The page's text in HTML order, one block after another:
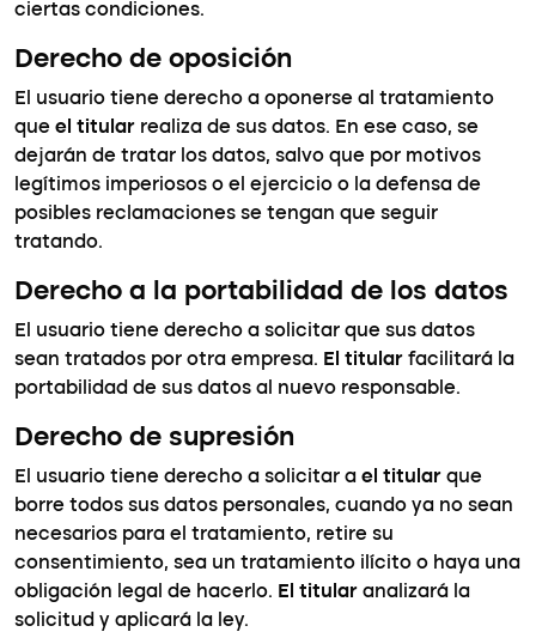
ciertas condiciones.
Derecho de oposición
El usuario tiene derecho a oponerse al tratamiento
que el titular realiza de sus datos. En ese caso, se
dejarán de tratar los datos, salvo que por motivos
legítimos imperiosos o el ejercicio o la defensa de
posibles reclamaciones se tengan que seguir
tratando.
Derecho a la portabilidad de los datos
El usuario tiene derecho a solicitar que sus datos
sean tratados por otra empresa. El titular facilitará la
portabilidad de sus datos al nuevo responsable.
Derecho de supresión
El usuario tiene derecho a solicitar a el titular que
borre todos sus datos personales, cuando ya no sean
necesarios para el tratamiento, retire su
consentimiento, sea un tratamiento ilícito o haya una
obligación legal de hacerlo. El titular analizará la
solicitud y aplicará la ley.